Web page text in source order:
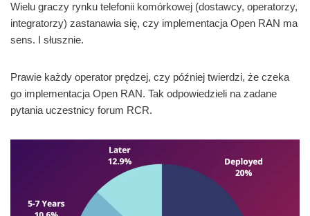
Wielu graczy rynku telefonii komórkowej (dostawcy, operatorzy,
integratorzy) zastanawia się, czy implementacja Open RAN ma
sens. I słusznie.
Prawie każdy operator prędzej, czy później twierdzi, że czeka
go implementacja Open RAN. Tak odpowiedzieli na zadane
pytania uczestnicy forum RCR.